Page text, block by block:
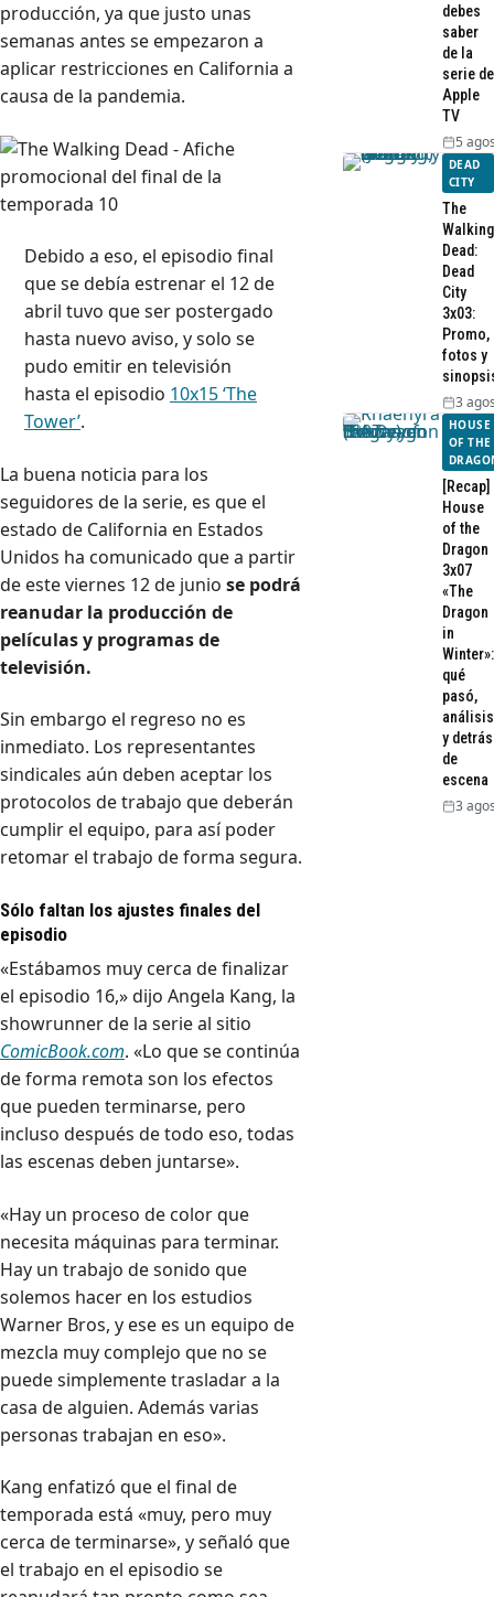
producción, ya que justo unas
semanas antes se empezaron a
aplicar restricciones en California a
causa de la pandemia.
Debido a eso, el episodio final
que se debía estrenar el 12 de
abril tuvo que ser postergado
hasta nuevo aviso, y solo se
pudo emitir en televisión
hasta el episodio 10x15 ‘The
Tower’.
La buena noticia para los
seguidores de la serie, es que el
estado de California en Estados
Unidos ha comunicado que a partir
de este viernes 12 de junio se podrá
reanudar la producción de
películas y programas de
televisión.
Sin embargo el regreso no es
inmediato. Los representantes
sindicales aún deben aceptar los
protocolos de trabajo que deberán
cumplir el equipo, para así poder
retomar el trabajo de forma segura.
Sólo faltan los ajustes finales del
episodio
«Estábamos muy cerca de finalizar
el episodio 16,» dijo Angela Kang, la
showrunner de la serie al sitio
ComicBook.com. «Lo que se continúa
de forma remota son los efectos
que pueden terminarse, pero
incluso después de todo eso, todas
las escenas deben juntarse».
«Hay un proceso de color que
necesita máquinas para terminar.
Hay un trabajo de sonido que
solemos hacer en los estudios
Warner Bros, y ese es un equipo de
mezcla muy complejo que no se
puede simplemente trasladar a la
casa de alguien. Además varias
personas trabajan en eso».
Kang enfatizó que el final de
temporada está «muy, pero muy
cerca de terminarse», y señaló que
el trabajo en el episodio se
debes
saber
de la
serie de
Apple
TV
5
DEAD
CITY
The
Walking
Dead:
Dead
City
3x03:
Promo,
fotos y
3
HOUSE
OF THE
[Recap]
House
of the
Dragon
3x07
«The
Dragon
in
Winter»:
qué
pasó,
análisis
y detrás
de
escena
3